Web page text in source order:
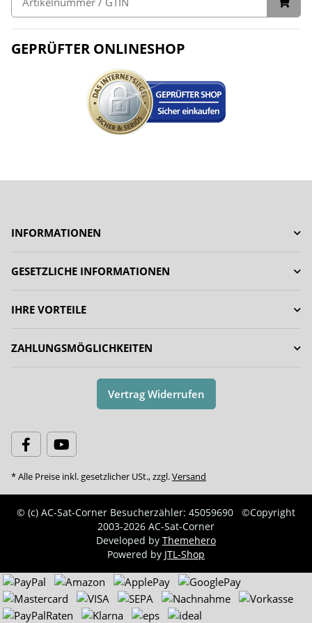
GEPRÜFTER ONLINESHOP
INFORMATIONEN
GESETZLICHE INFORMATIONEN
IHRE VORTEILE
ZAHLUNGSMÖGLICHKEITEN
Vertrag Widerrufen
* Alle Preise inkl. gesetzlicher USt., zzgl.Versand
© (c) AC-Sat-Corner Besucherzähler: 45059690
©Copyright
2003-2026 AC-Sat-Corner
Developed by Themehero
Powered by JTL-Shop